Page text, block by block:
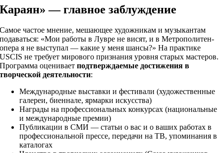
Караян» — главное заблуждение
Самое частое мнение, мешающее художникам и музыкантам
подаваться: «Мои работы в Лувре не висят, и в Метрополитен-
опера я не выступал — какие у меня шансы?» На практике
USCIS не требует мирового признания уровня старых мастеров.
Программа оцениваетподтверждаемые достижения в
творческой деятельности:
Международные выставки и фестивали (художественные
галереи, биеннале, ярмарки искусства)
Награды на профессиональных конкурсах (национальные
и международные премии)
Публикации в СМИ — статьи о вас и о ваших работах в
профессиональной прессе, передачи на ТВ, упоминания в
каталогах